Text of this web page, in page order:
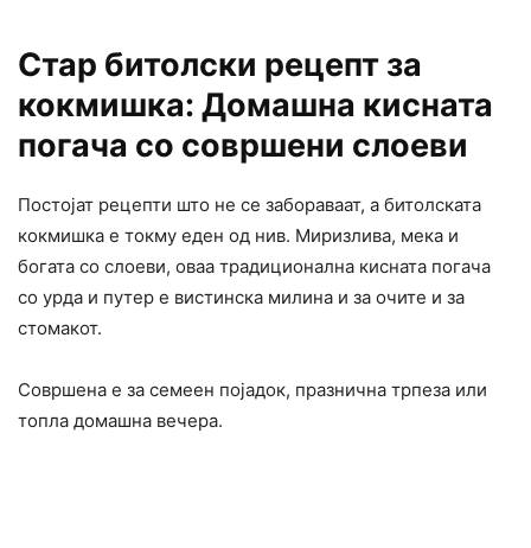
Стар битолски рецепт за
кокмишка: Домашна кисната
погача со совршени слоеви
Постојат рецепти што не се забораваат, а битолската
кокмишка е токму еден од нив. Миризлива, мека и
богата со слоеви, оваа традиционална кисната погача
со урда и путер е вистинска милина и за очите и за
стомакот.
Совршена е за семеен појадок, празнична трпеза или
топла домашна вечера.